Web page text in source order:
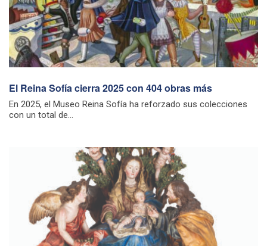
El Reina Sofía cierra 2025 con 404 obras más
En 2025, el Museo Reina Sofía ha reforzado sus colecciones
con un total de...